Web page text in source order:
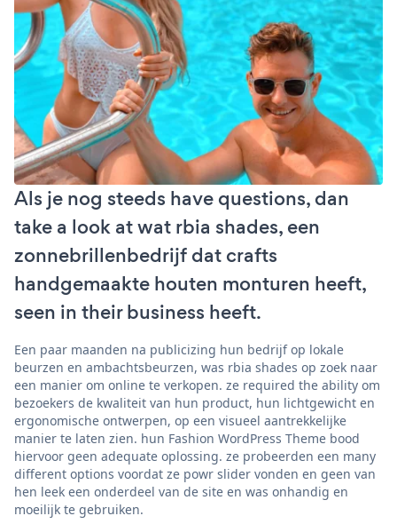
Als je nog steeds have questions, dan
take a look at wat rbia shades, een
zonnebrillenbedrijf dat crafts
handgemaakte houten monturen heeft,
seen in their business heeft.
Een paar maanden na publicizing hun bedrijf op lokale
beurzen en ambachtsbeurzen, was rbia shades op zoek naar
een manier om online te verkopen. ze required the ability om
bezoekers de kwaliteit van hun product, hun lichtgewicht en
ergonomische ontwerpen, op een visueel aantrekkelijke
manier te laten zien. hun Fashion WordPress Theme bood
hiervoor geen adequate oplossing. ze probeerden een many
different options voordat ze powr slider vonden en geen van
hen leek een onderdeel van de site en was onhandig en
moeilijk te gebruiken.